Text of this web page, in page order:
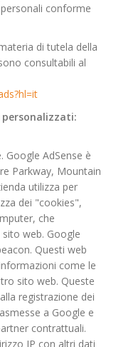
conforme
di tutela della
consultabili al
personalizzati:
Google AdSense è
Parkway, Mountain
utilizza per
dei "cookies",
che
web. Google
Questi web
come le
sito web. Queste
registrazione dei
a Google e
contrattuali.
IP con altri dati